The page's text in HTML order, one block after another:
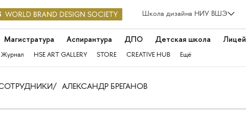
Школа дизайна НИУ ВШЭ
Магистратура Аспирантура ДПО Детская школа Лицей
Журнал HSE ART GALLERY STORE CREATIVE HUB Ещё
АЛЕКСАНДР БРЕГАНОВ